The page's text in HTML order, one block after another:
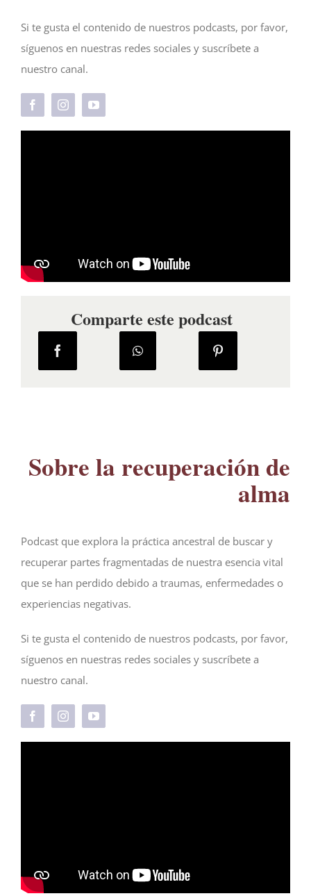
Si te gusta el contenido de nuestros podcasts, por favor,
síguenos en nuestras redes sociales y suscríbete a
nuestro canal.
Comparte este podcast
Sobre la recuperación de
alma
Podcast que explora la práctica ancestral de buscar y
recuperar partes fragmentadas de nuestra esencia vital
que se han perdido debido a traumas, enfermedades o
experiencias negativas.
Si te gusta el contenido de nuestros podcasts, por favor,
síguenos en nuestras redes sociales y suscríbete a
nuestro canal.